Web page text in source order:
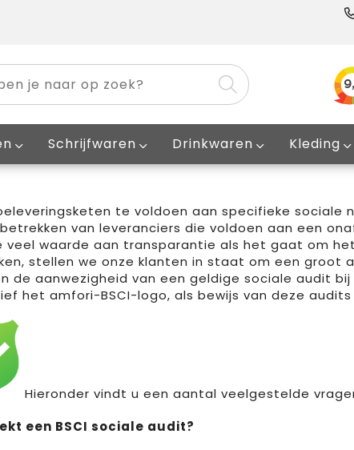
Schrijfwaren Drinkwaren Kleding
te voldoen aan specifieke sociale
van leveranciers die voldoen aan een
veel waarde aan transparantie als het gaat om
stellen we onze klanten in staat om een
de aanwezigheid van een geldige sociale audit
het amfori-BSCI-logo, als bewijs van deze
Hieronder vindt u een aantal veelgestelde
een BSCI sociale audit?